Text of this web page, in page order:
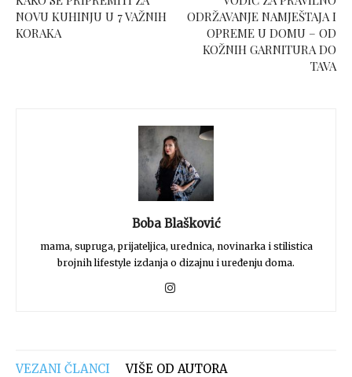
NOVU KUHINJU U 7 VAŽNIH
KORAKA
ODRŽAVANJE NAMJEŠTAJA I
OPREME U DOMU – OD
KOŽNIH GARNITURA DO
TAVA
Boba Blašković
mama, supruga, prijateljica, urednica, novinarka i stilistica
brojnih lifestyle izdanja o dizajnu i uređenju doma.
VEZANI ČLANCI VIŠE OD AUTORA